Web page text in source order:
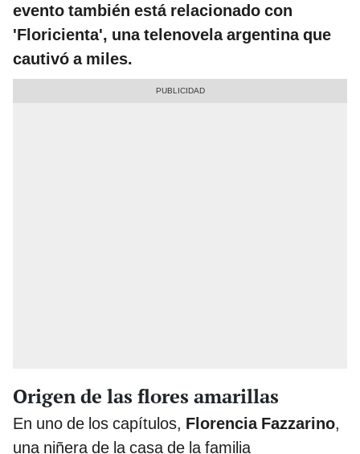
evento también está relacionado con
'Floricienta', una telenovela argentina que
cautivó a miles.
Origen de las flores amarillas
En uno de los capítulos, Florencia Fazzarino,
una niñera de la casa de la familia